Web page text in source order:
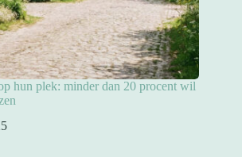
hun plek: minder dan 20 procent wil